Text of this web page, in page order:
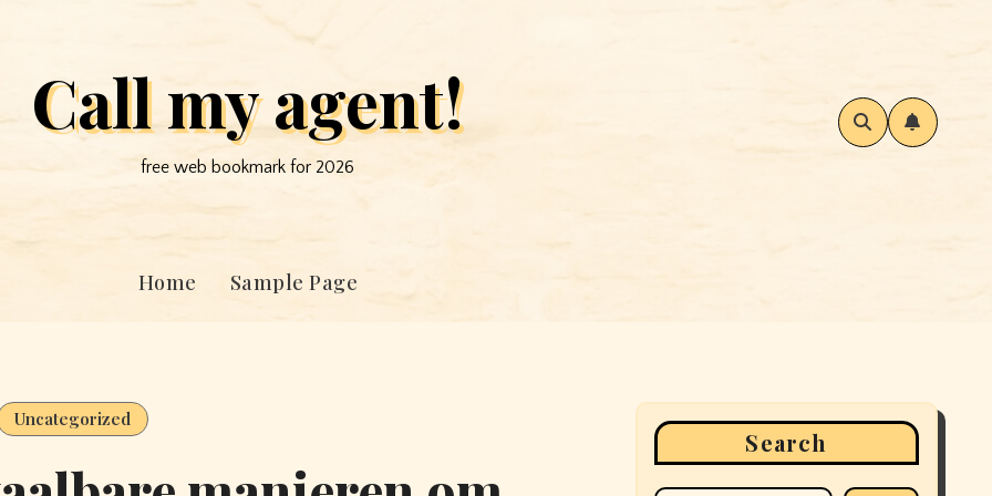
Call my agent!
free web bookmark for 2026
Home Sample Page
Uncategorized
Search